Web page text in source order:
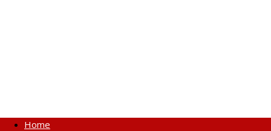
Home